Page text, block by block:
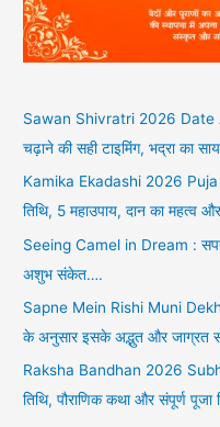
Sawan Shivratri 2026 Date
चढ़ाने की सही टाइमिंग, भद्रा का
Kamika Ekadashi 2026 Puja
तिथि, 5 महाउपाय, दान का महत्व
Seeing Camel in Dream :
अशुभ संकेत….
Sapne Mein Rishi Muni
के अनुसार इसके अद्भुत और जाग्रत
Raksha Bandhan 2026 Subh
तिथि, पौराणिक कथा और संपूर्ण पूजा